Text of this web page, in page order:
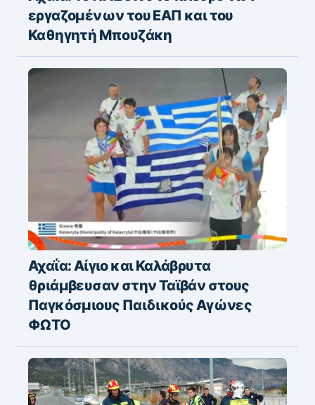
εργαζομένων του ΕΑΠ και του
Καθηγητή Μπουζάκη
Αχαΐα: Αίγιο και Καλάβρυτα
θριάμβευσαν στην Ταϊβάν στους
Παγκόσμιους Παιδικούς Αγώνες
ΦΩΤΟ